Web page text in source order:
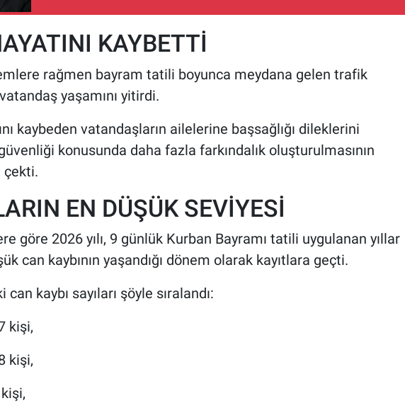
KAYBETTİ
rağmen bayram tatili boyunca meydana gelen trafik
yaşamını yitirdi.
kaybeden vatandaşların ailelerine başsağlığı dileklerini
konusunda daha fazla farkındalık oluşturulmasının
çekti.
EN DÜŞÜK SEVİYESİ
göre 2026 yılı, 9 günlük Kurban Bayramı tatili uygulanan yıllar
can kaybının yaşandığı dönem olarak kayıtlara geçti.
can kaybı sayıları şöyle sıralandı:
kişi,
kişi,